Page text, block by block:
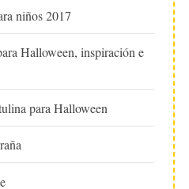
niños 2017
Halloween, inspiración e
para Halloween